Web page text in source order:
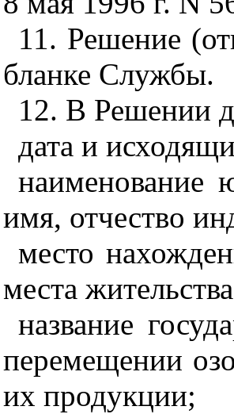
11. Решение
бланке Службы.
12. В Решении
дата и
наименование
имя, отчество
место
места
название
перемещении
их продукции;